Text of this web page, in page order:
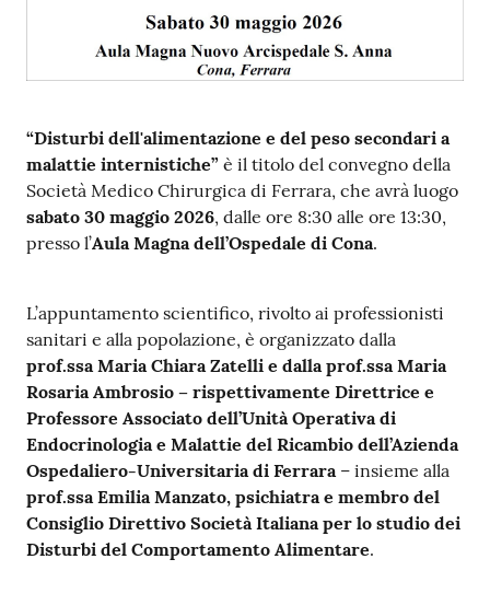
i
à
d
i
g
e
n
r
e
A
m
m
i
n
i
s
“Disturbi dell'alimentazione e del peso secondari a
malattie internistiche” è il titolo del convegno della
Società Medico Chirurgica di Ferrara, che avrà luogo
sabato 30 maggio 2026, dalle ore 8:30 alle ore 13:30,
presso l’Aula Magna dell’Ospedale di Cona.
L’appuntamento scientifico, rivolto ai professionisti
sanitari e alla popolazione, è organizzato dalla
prof.ssa Maria Chiara Zatelli e dalla prof.ssa Maria
Rosaria Ambrosio – rispettivamente Direttrice e
Professore Associato dell’Unità Operativa di
Endocrinologia e Malattie del Ricambio dell’Azienda
Ospedaliero-Universitaria di Ferrara – insieme alla
prof.ssa Emilia Manzato, psichiatra e membro del
Consiglio Direttivo Società Italiana per lo studio dei
Disturbi del Comportamento Alimentare.